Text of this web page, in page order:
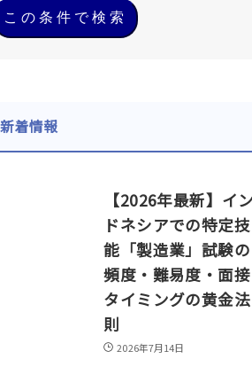
この条件で検索
新着情報
【2026年最新】イ
ドネシアでの特定技
能「製造業」試験の
頻度・難易度・面接
タイミングの黄金法
則
2026年7月14日